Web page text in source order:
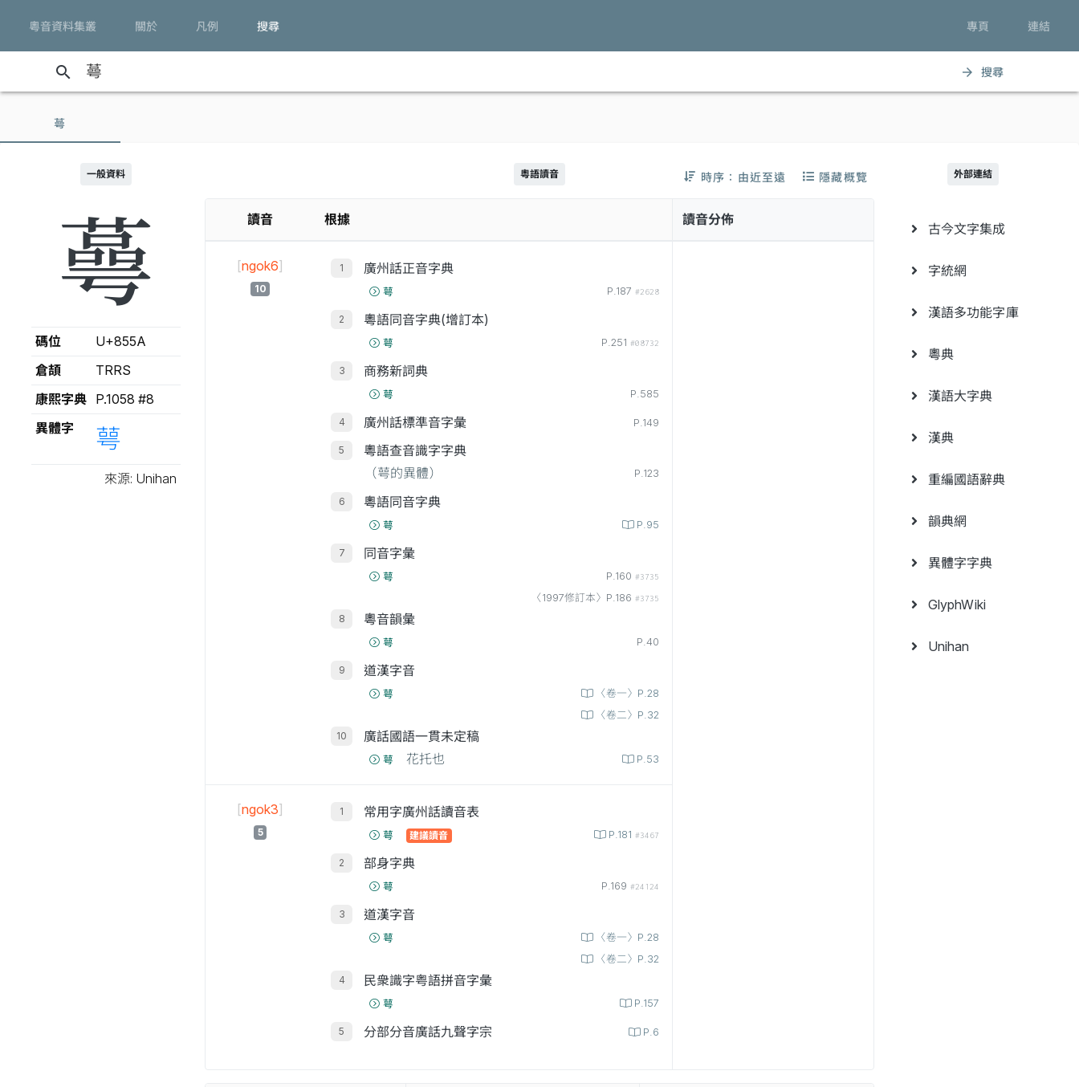
粵音資料集叢 關於 凡例 搜尋 專頁 連結
search arrow_forward 搜尋
蕚
一般資料
蕚
碼位
U+855A
倉頡
TRRS
康熙字典
P.1058 #8
異體字
萼
來源: Unihan
粵語讀音 時序：由近至遠 隱藏概覽
讀音 根據
[ngok6]
10
廣州話正音字典
萼 P.187 #2628
粵語同音字典(增訂本)
萼 P.251 #08732
商務新詞典
萼 P.585
廣州話標準音字彙 P.149
粵語查音識字字典
（萼的異體）
P.123
粵語同音字典
萼 P.95
同音字彙
萼 P.160 #3735
〈1997修訂本〉P.186 #3735
粵音韻彙
萼 P.40
道漢字音
萼
〈卷一〉P.28
〈卷二〉P.32
廣話國語一貫未定稿
萼 花托也 P.53
[ngok3]
5
常用字廣州話讀音表
萼 建議讀音 P.181 #3467
部身字典
萼 P.169 #24124
道漢字音
萼
〈卷一〉P.28
〈卷二〉P.32
民衆識字粤語拼音字彙
萼 P.157
分部分音廣話九聲字宗 P.6
讀音分佈
外部連結
古今文字集成
字統網
漢語多功能字庫
粵典
漢語大字典
漢典
重編國語辭典
韻典網
異體字字典
GlyphWiki
Unihan